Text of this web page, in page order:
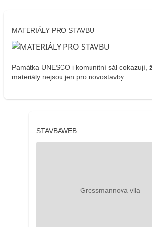
MATERIÁLY PRO STAVBU
Památka UNESCO i komunitní sál dokazují,
materiály nejsou jen pro novostavby
STAVBAWEB